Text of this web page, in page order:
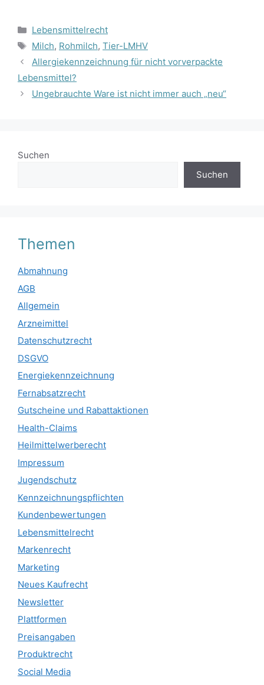
Kategorien
Lebensmittelrecht
Schlagwörter
Milch, Rohmilch, Tier-LMHV
Allergiekennzeichnung für nicht vorverpackte
Lebensmittel?
Ungebrauchte Ware ist nicht immer auch „neu“
Suchen
Suchen
Themen
Abmahnung
AGB
Allgemein
Arzneimittel
Datenschutzrecht
DSGVO
Energiekennzeichnung
Fernabsatzrecht
Gutscheine und Rabattaktionen
Health-Claims
Heilmittelwerberecht
Impressum
Jugendschutz
Kennzeichnungspflichten
Kundenbewertungen
Lebensmittelrecht
Markenrecht
Marketing
Neues Kaufrecht
Newsletter
Plattformen
Preisangaben
Produktrecht
Social Media